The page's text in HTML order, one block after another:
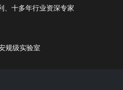
、十多年行业资深专家
规级实验室